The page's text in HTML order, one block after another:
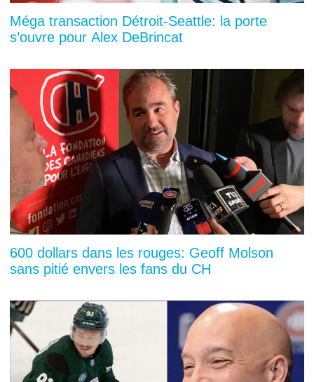
Méga transaction Détroit-Seattle: la porte
s’ouvre pour Alex DeBrincat
600 dollars dans les rouges: Geoff Molson
sans pitié envers les fans du CH